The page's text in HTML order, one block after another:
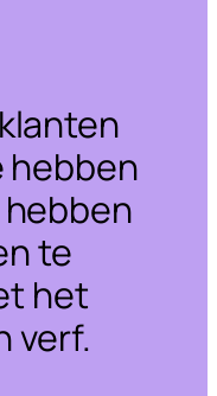
hebben
te
het
verf.